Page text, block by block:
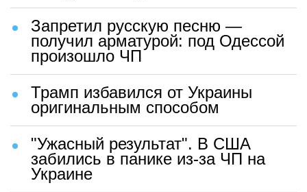
Запретил русскую песню —
получил арматурой: под Одессой
произошло ЧП
Трамп избавился от Украины
оригинальным способом
"Ужасный результат". В США
забились в панике из-за ЧП на
Украине